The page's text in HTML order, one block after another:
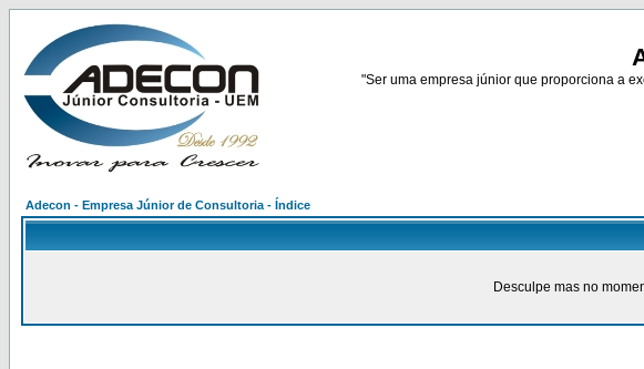
"Ser uma empresa júnior que proporciona a
Adecon - Empresa Júnior de Consultoria - Índice
Desculpe mas no